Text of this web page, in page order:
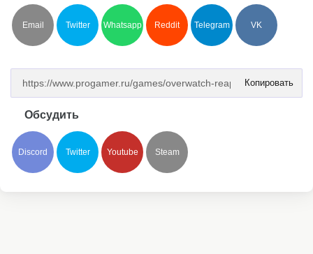
Email Twitter Whatsapp Reddit Telegram VK
Копировать
Обсудить
Discord Twitter Youtube Steam